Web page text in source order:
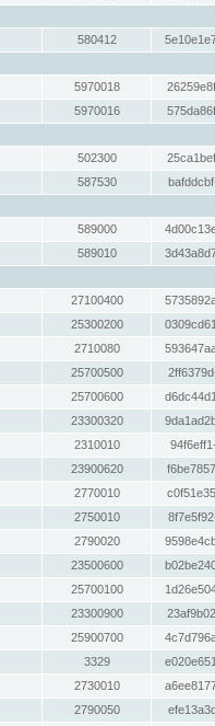
580412
5970018
5970016
502300
587530
589000
589010
27100400
25300200
2710080
25700500
25700600
23300320
2310010
23900620
2770010
2750010
2790020
23500600
25700100
23300900
25900700
3329
2730010
2790050